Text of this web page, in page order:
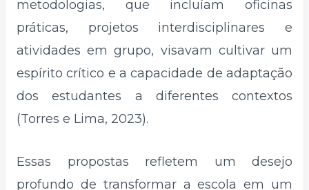
metodologias, que incluíam oficinas
práticas, projetos interdisciplinares e
atividades em grupo, visavam cultivar um
espírito crítico e a capacidade de adaptação
dos estudantes a diferentes contextos
(Torres e Lima, 2023).
Essas propostas refletem um desejo
profundo de transformar a escola em um